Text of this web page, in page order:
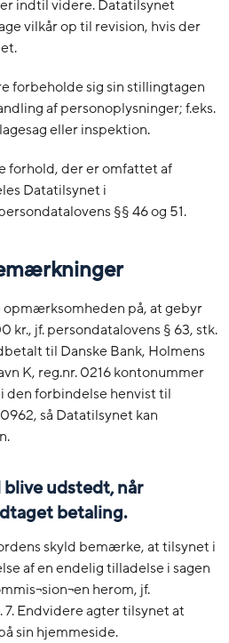
indtil videre. Datatilsynet
vilkår op til revision, hvis der
forbeholde sig sin stillingtagen
af personoplysninger; f.eks.
eller inspektion.
forhold, der er omfattet af
Datatilsynet i
§§ 46 og 51.
på, at gebyr
kr., jf. persondatalovens § 63, stk.
til Danske Bank, Holmens
K, reg.nr. 0216 kontonummer
den forbindelse henvist til
så Datatilsynet kan
udstedt, når
betaling.
skyld bemærke, at tilsynet i
af en endelig tilladelse i sagen
herom, jf.
7. Endvidere agter tilsynet at
sin hjemmeside.